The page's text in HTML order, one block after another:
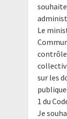
Le
contrôle
sur les
1 du
Je